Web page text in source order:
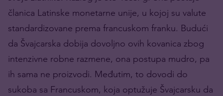
članica Latinske monetarne unije, u kojoj su valute
standardizovane prema francuskom franku. Budući
da Švajcarska dobija dovoljno ovih kovanica zbog
intenzivne robne razmene, ona postupa mudro, pa
ih sama ne proizvodi. Međutim, to dovodi do
sukoba sa Francuskom, koja optužuje Švajcarsku da